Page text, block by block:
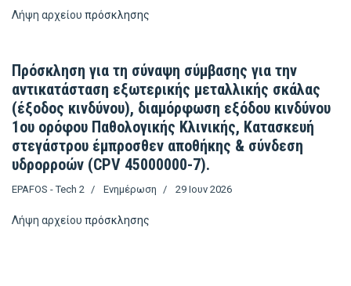
Λήψη αρχείου πρόσκλησης
Πρόσκληση για τη σύναψη σύμβασης για την
αντικατάσταση εξωτερικής μεταλλικής σκάλας
(έξοδος κινδύνου), διαμόρφωση εξόδου κινδύνου
1ου ορόφου Παθολογικής Κλινικής, Κατασκευή
στεγάστρου έμπροσθεν αποθήκης & σύνδεση
υδρορροών (CPV 45000000-7).
EPAFOS - Tech 2 Ενημέρωση 29 Ιουν 2026
Λήψη αρχείου πρόσκλησης